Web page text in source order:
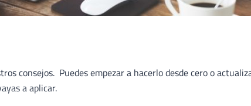
consejos. Puedes empezar a hacerlo desde cero o
a aplicar.